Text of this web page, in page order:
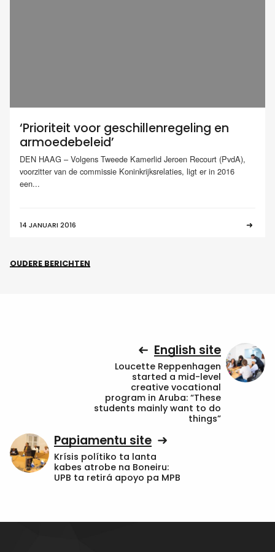
‘Prioriteit voor geschillenregeling en
armoedebeleid’
DEN HAAG – Volgens Tweede Kamerlid Jeroen Recourt (PvdA),
voorzitter van de commissie Koninkrijksrelaties, ligt er in 2016
een...
14 JANUARI 2016
OUDERE BERICHTEN
English site
Loucette Reppenhagen
started a mid-level
creative vocational
program in Aruba: “These
students mainly want to do
things”
Papiamentu site
Krísis polítiko ta lanta
kabes atrobe na Boneiru:
UPB ta retirá apoyo pa MPB